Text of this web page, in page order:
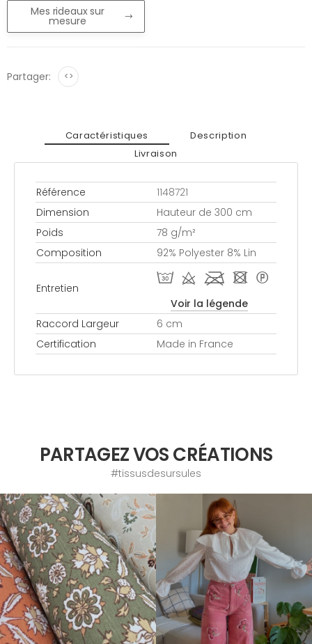
Mes rideaux sur
mesure
Partager: <>
Caractéristiques
Description
Livraison
Référence
1148721
Dimension
Hauteur de 300 cm
Poids
78 g/m²
Composition
92% Polyester 8% Lin
Entretien
T d l - *
Voir la légende
Raccord Largeur
6 cm
Certification
Made in France
PARTAGEZ VOS CRÉATIONS
#tissusdesursules